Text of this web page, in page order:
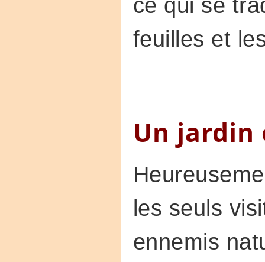
feuilles et
Un jardin
les seuls
ennemis